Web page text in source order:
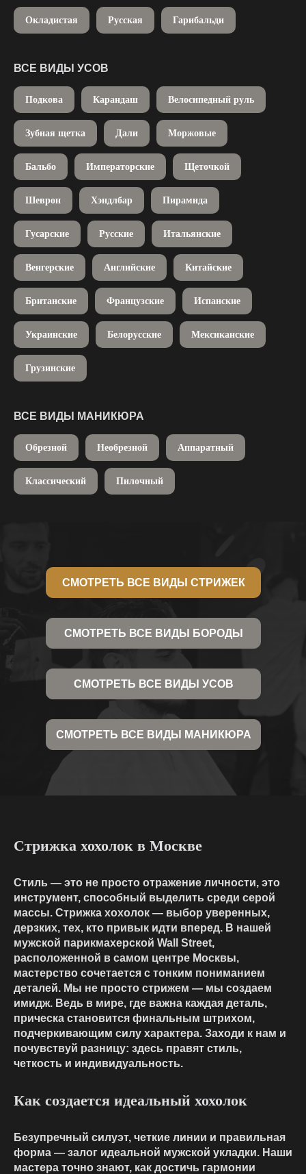
Окладистая Русская Гарибальди
ВСЕ ВИДЫ УСОВ
Подкова Карандаш Велосипедный руль
Зубная щетка Дали Моржовые
Бальбо Императорские Щеточкой
Шеврон Хэндлбар Пирамида
Гусарские Русские Итальянские
Венгерские Английские Китайские
Британские Французские Испанские
Украинские Белорусские Мексиканские
Грузинские
ВСЕ ВИДЫ МАНИКЮРА
Обрезной Необрезной Аппаратный
Классический Пилочный
СМОТРЕТЬ ВСЕ ВИДЫ МАНИКЮРА
СМОТРЕТЬ ВСЕ ВИДЫ БОРОДЫ
СМОТРЕТЬ ВСЕ ВИДЫ СТРИЖЕК
СМОТРЕТЬ ВСЕ ВИДЫ УСОВ
Стрижка хохолок в Москве
Стиль — это не просто отражение личности, это
инструмент, способный выделить среди серой
массы. Стрижка хохолок — выбор уверенных,
дерзких, тех, кто привык идти вперед. В нашей
мужской парикмахерской Wall Street,
расположенной в самом центре Москвы,
мастерство сочетается с тонким пониманием
деталей. Мы не просто стрижем — мы создаем
имидж. Ведь в мире, где важна каждая деталь,
прическа становится финальным штрихом,
подчеркивающим силу характера. Заходи к нам и
почувствуй разницу: здесь правят стиль,
четкость и индивидуальность.
Как создается идеальный хохолок
Безупречный силуэт, четкие линии и правильная
форма — залог идеальной мужской укладки. Наши
мастера точно знают, как достичь гармонии